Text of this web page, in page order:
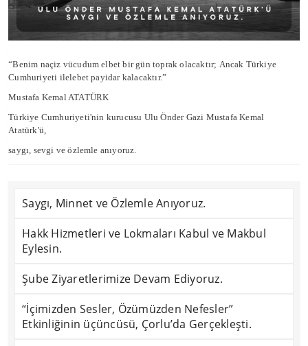
“Benim naçiz vücudum elbet bir gün toprak olacaktır; Ancak Türkiye
Cumhuriyeti ilelebet payidar kalacaktır.”
Mustafa Kemal ATATÜRK
Türkiye Cumhuriyeti'nin kurucusu Ulu Önder Gazi Mustafa Kemal
Atatürk'ü,
saygı, sevgi ve özlemle anıyoruz.
Saygı, Minnet ve Özlemle Anıyoruz.
Hakk Hizmetleri ve Lokmaları Kabul ve Makbul
Eylesin.
Şube Ziyaretlerimize Devam Ediyoruz.
“İçimizden Sesler, Özümüzden Nefesler”
Etkinliğinin üçüncüsü, Çorlu’da Gerçekleşti.